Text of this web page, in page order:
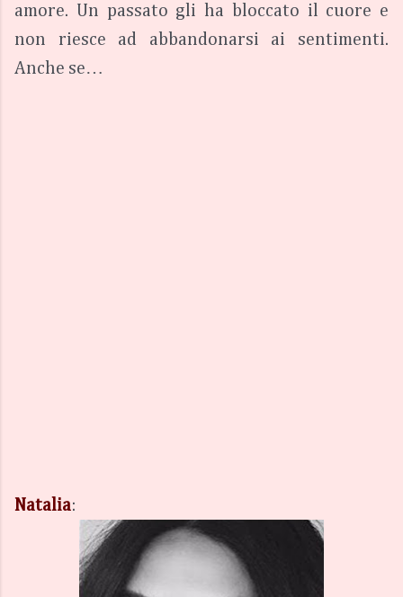
amore. Un passato gli ha bloccato il cuore e
non riesce ad abbandonarsi ai sentimenti.
Anche se…
Natalia: